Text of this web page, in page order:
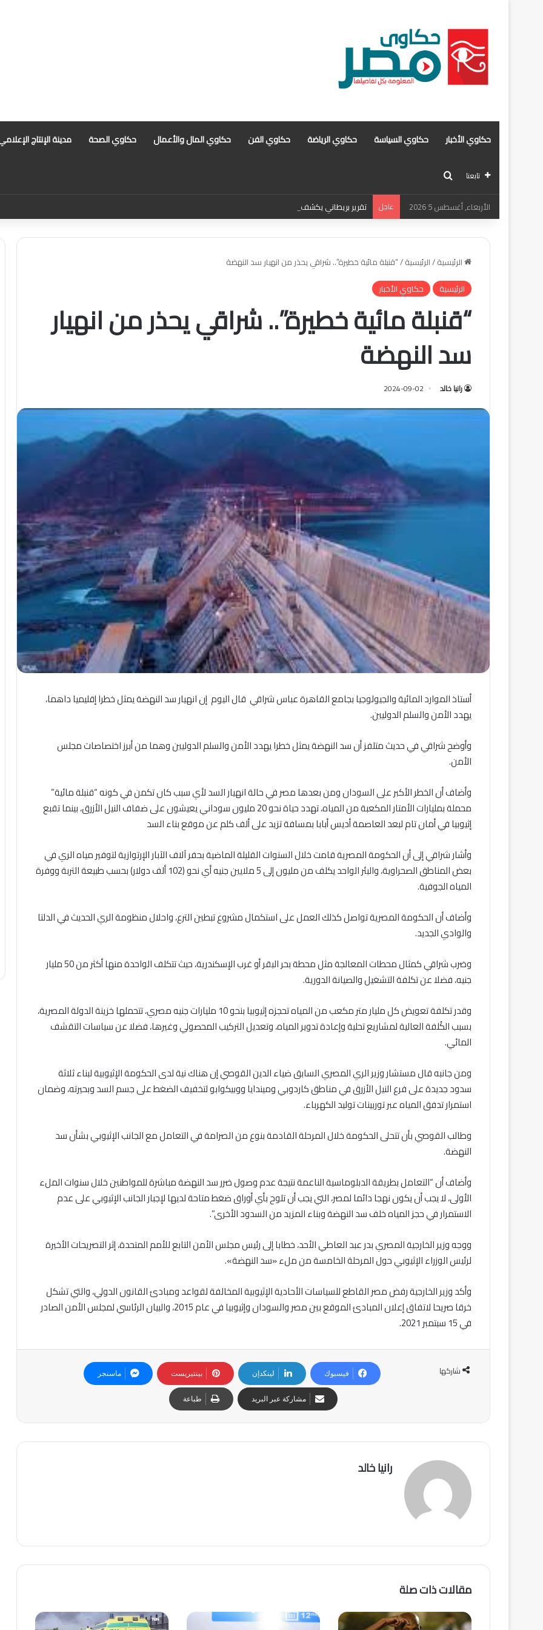
حكاوي الأخبار حكاوي السياسة حكاوي الرياضة حكاوي الفن حكاوي المال والأعمال حكاوي الصحة مدينة الإنتاج
تابعنا بحث عن
الأربعاء, أغسطس 5 2026 عاجل تقرير بريطاني يكشف مفاجأة عن السعر العادل للجنيه المصري أمام الدولار
الرئيسية/الرئيسية/“قنبلة مائية خطيرة”.. شراقي يحذر من انهيار سد النهضة
الرئيسية
حكاوي الأخبار
“قنبلة مائية خطيرة”.. شراقي يحذر من انهيار
سد النهضة
رانيا خالد 2024-09-02
أستاذ الموارد المائية والجيولوجيا بجامع القاهرة عباس شراقي قال اليوم إن انهيار سد النهضة يمثل خطرا إقليميا داهما،
يهدد الأمن والسلم الدوليين.
وأوضح شراقي في حديث متلفز أن سد النهضة يمثل خطرا يهدد الأمن والسلم الدوليين وهما من أبرز اختصاصات مجلس
الأمن.
وأضاف أن الخطر الأكبر على السودان ومن بعدها مصر في حالة انهيار السد لأي سبب كان تكمن في كونه “قنبلة مائية”
محملة بمليارات الأمتار المكعبة من المياه، تهدد حياة نحو 20 مليون سوداني يعيشون على ضفاف النيل الأزرق، بينما تقبع
إثيوبيا في أمان تام لبعد العاصمة أديس أبابا بمسافة تزيد على ألف كلم عن موقع بناء السد
وأشار شراقي إلى أن الحكومة المصرية قامت خلال السنوات القليلة الماضية بحفر آلاف الآبار الإرتوازية لتوفير مياه الري في
بعض المناطق الصحراوية، والبئر الواحد يكلف من مليون إلى 5 ملايين جنيه أي نحو (102 ألف دولار) بحسب طبيعة التربة ووفرة
المياه الجوفية.
وأضاف أن الحكومة المصرية تواصل كذلك العمل على استكمال مشروع تبطين الترع، واحلال منظومة الري الحديث في الدلتا
والوادي الجديد.
وضرب شراقي كمثال محطات المعالجة مثل محطة بحر البقر أو غرب الإسكندرية، حيث تتكلف الواحدة منها أكثر من 50 مليار
جنيه، فضلا عن تكلفة التشغيل والصيانة الدورية.
وقدر تكلفة تعويض كل مليار متر مكعب من المياه تحجزه إثيوبيا بنحو 10 مليارات جنيه مصري، تتحملها خزينة الدولة المصرية،
بسبب الكُلفة العالية لمشاريع تحلية وإعادة تدوير المياه، وتعديل التركيب المحصولي وغيرها، فضلا عن سياسات التقشف
المائي.
ومن جانبه قال مستشار وزير الري المصري السابق ضياء الدين القوصي إن هناك نية لدى الحكومة الإثيوبية لبناء ثلاثة
سدود جديدة على فرع النيل الأزرق في مناطق كاردوبي وميندايا ووبيكوابو لتخفيف الضغط على جسم السد وبحيرته، وضمان
استمرار تدفق المياه عبر توربينات توليد الكهرباء.
وطالب القوصي بأن تتحلى الحكومة خلال المرحلة القادمة بنوع من الصرامة في التعامل مع الجانب الإثيوبي بشأن سد
النهضة.
وأضاف أن “التعامل بطريقة الدبلوماسية الناعمة نتيجة عدم وصول ضرر سد النهضة مباشرة للمواطنين خلال سنوات الملء
الأولى، لا يجب أن يكون نهجا دائما لمصر، التي يجب أن تلوح بأي أوراق ضغط متاحة لديها لإجبار الجانب الإثيوبي على عدم
الاستمرار في حجز المياه خلف سد النهضة وبناء المزيد من السدود الأخرى”.
ووجه وزير الخارجية المصري بدر عبد العاطي الأحد، خطابا إلى رئيس مجلس الأمن التابع للأمم المتحدة، إثر التصريحات الأخيرة
لرئيس الوزراء الإثيوبي حول المرحلة الخامسة من ملء «سد النهضة».
وأكد وزير الخارجية رفض مصر القاطع للسياسات الأحادية الإثيوبية المخالفة لقواعد ومبادئ القانون الدولي، والتي تشكل
خرقا صريحا لاتفاق إعلان المبادئ الموقع بين مصر والسودان وإثيوبيا في عام 2015، والبيان الرئاسي لمجلس الأمن الصادر
في 15 سبتمبر 2021.
شاركها فيسبوك لينكدإن بينتيريست ماسنجر
مشاركة عبر البريد طباعة
رانيا خالد
مقالات ذات صلة